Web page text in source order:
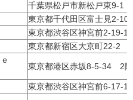
千葉県松戸市新松戸東9-1
東京都千代田区富士見2-
東京都渋谷区神宮前2-19-13
東京都新宿区大京町22-2
ｅ
東京都港区赤坂8-5-34 2階
東京都渋谷区神宮前6-17-11